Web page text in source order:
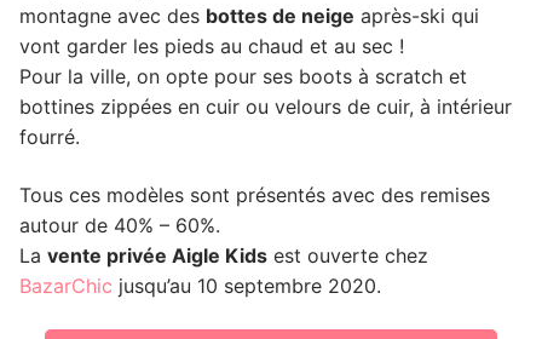
montagne avec des bottes de neige après-ski qui
vont garder les pieds au chaud et au sec !
Pour la ville, on opte pour ses boots à scratch et
bottines zippées en cuir ou velours de cuir, à intérieur
fourré.
Tous ces modèles sont présentés avec des remises
autour de 40% – 60%.
La vente privée Aigle Kids est ouverte chez
BazarChic jusqu’au 10 septembre 2020.